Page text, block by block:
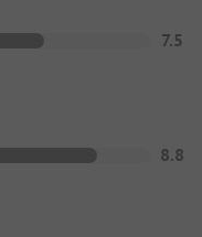
7.5
8.8